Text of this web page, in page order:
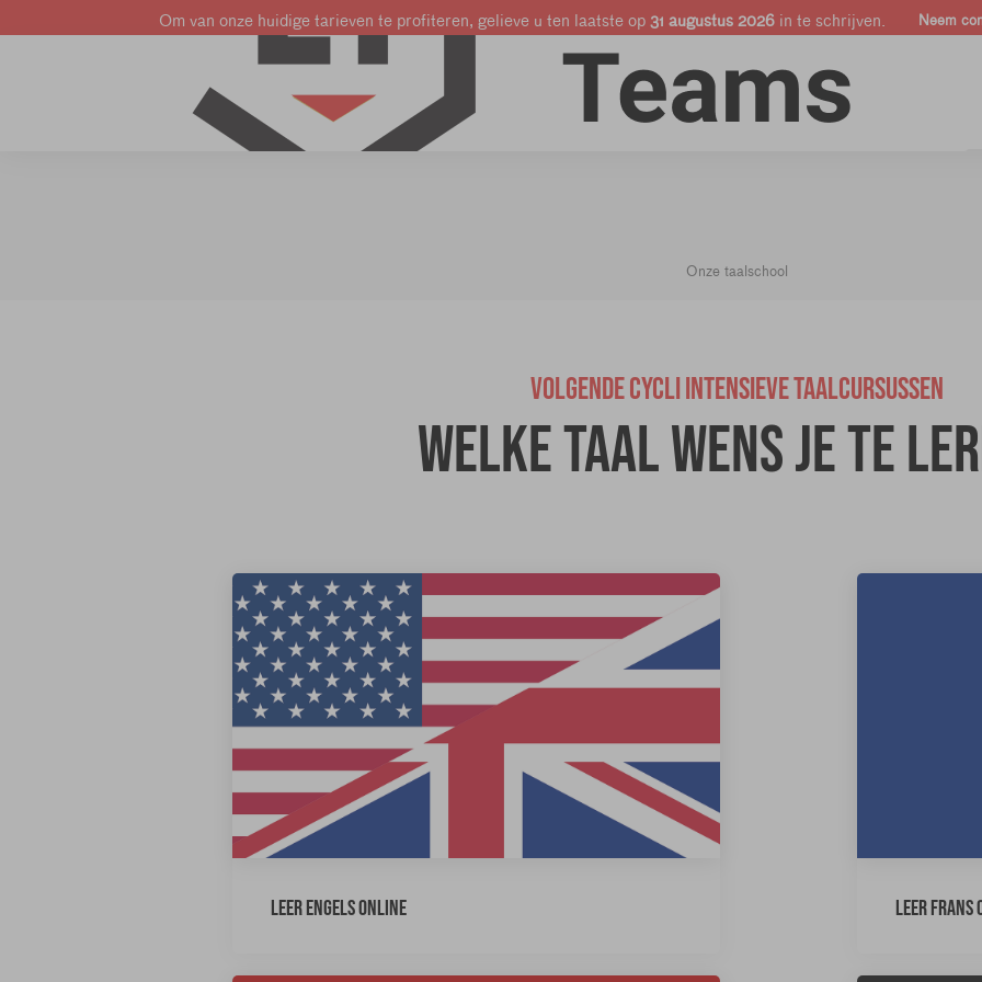
Om van onze huidige tarieven te profiteren, gelieve u ten laatste op 31 augustus 2026in te schrijven. Neem
Leer Engels Leer Nederlands Online cursussen Bedrijven & Pro's Shop
Onze taalschool
VOLGENDE CYCLI INTENSIEVE TAALCURSUSSEN
Welke taal wens je te
Leer Engels online Leer Frans